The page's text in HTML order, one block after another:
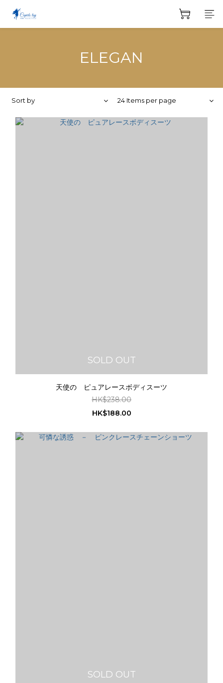
ELEGAN
Sort by 24 Items per page
SOLD OUT
天使の ピュアレースボディスーツ
HK$238.00
HK$188.00
SOLD OUT